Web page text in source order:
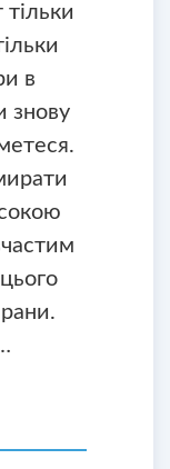
в
знову